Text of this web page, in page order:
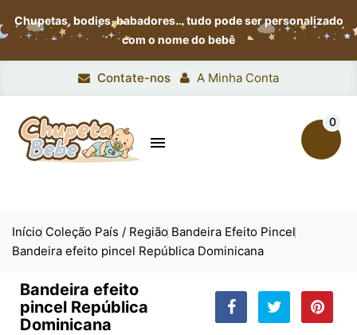
Chupetas, bodies, babadores…tudo pode ser personalizado
com o nome do bebê
Contate-nos A Minha Conta

0
Início Coleção País / Região Bandeira Efeito Pincel
Bandeira efeito pincel República Dominicana
Bandeira efeito
pincel República
Dominicana